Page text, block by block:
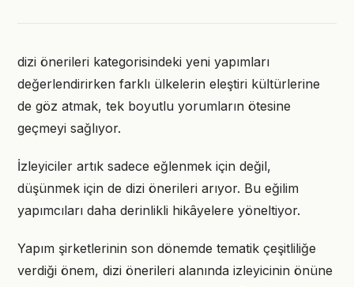
dizi önerileri kategorisindeki yeni yapımları
değerlendirirken farklı ülkelerin eleştiri kültürlerine
de göz atmak, tek boyutlu yorumların ötesine
geçmeyi sağlıyor.
İzleyiciler artık sadece eğlenmek için değil,
düşünmek için de dizi önerileri arıyor. Bu eğilim
yapımcıları daha derinlikli hikâyelere yöneltiyor.
Yapım şirketlerinin son dönemde tematik çeşitliliğe
verdiği önem, dizi önerileri alanında izleyicinin önüne